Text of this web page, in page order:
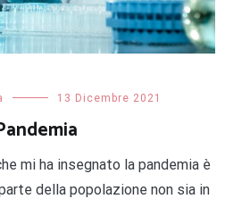
13 Dicembre 2021
mi ha insegnato la pandemia è
della popolazione non sia in